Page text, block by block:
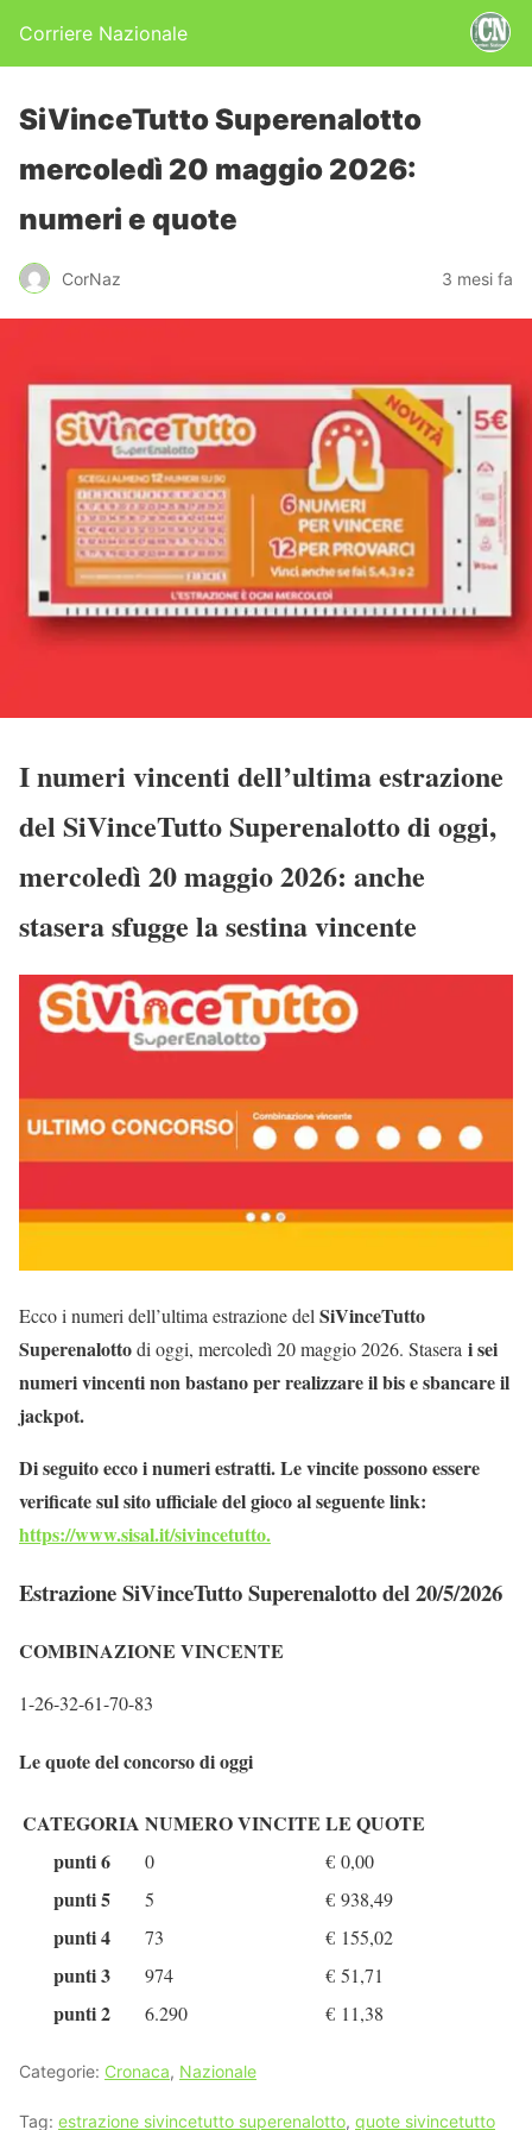
Corriere Nazionale
SiVinceTutto Superenalotto
mercoledì 20 maggio 2026:
numeri e quote
CorNaz 3 mesi fa
I numeri vincenti dell’ultima estrazione
del SiVinceTutto Superenalotto di oggi,
mercoledì 20 maggio 2026: anche
stasera sfugge la sestina vincente
Ecco i numeri dell’ultima estrazione delSiVinceTutto
Superenalottodi oggi, mercoledì 20 maggio 2026. Stasera i sei
numeri vincenti non bastano per realizzare il bis e sbancare il
jackpot.
Di seguito ecco i numeri estratti. Le vincite possono essere
verificate sul sito ufficiale del gioco al seguente link:
https://www.sisal.it/sivincetutto.
Estrazione SiVinceTutto Superenalotto del 20/5/2026
COMBINAZIONE VINCENTE
1-26-32-61-70-83
Le quote del concorso di oggi
CATEGORIA NUMERO VINCITE LE QUOTE
punti 6
0 € 0,00
punti 5 5 € 938,49
punti 4 73 € 155,02
punti 3 974 € 51,71
punti 2 6.290 € 11,38
Categorie: Cronaca, Nazionale
Tag: estrazione sivincetutto superenalotto, quote sivincetutto